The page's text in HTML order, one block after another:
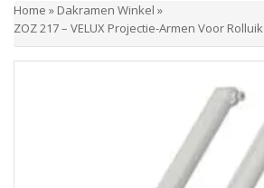
Home » Dakramen Winkel »
ZOZ 217 – VELUX Projectie-Armen Voor Rolluik